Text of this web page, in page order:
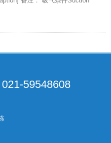
59548608